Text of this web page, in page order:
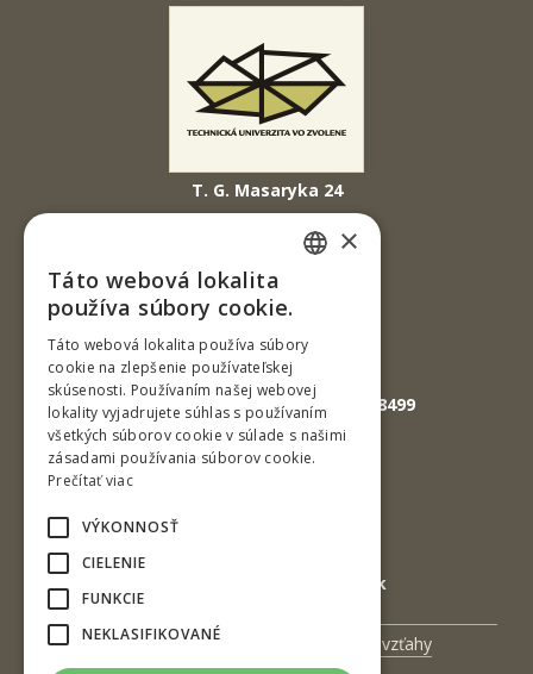
T. G. Masaryka 24
960 01 Zvolen
Slovenská republika
Tel.: +421-45-520 61 11
Fax: +421-45-533 00 27
E-mail: info@tuzvo.sk
GPS súradnice: 48.572024,19.118499
E-mail: podatelna@tuzvo.sk
Univerzitný magazín
Medzinárodné vzťahy
×
Táto webová lokalita
používa súbory cookie.
Táto webová lokalita používa súbory
cookie na zlepšenie používateľskej
skúsenosti. Používaním našej webovej
lokality vyjadrujete súhlas s používaním
všetkých súborov cookie v súlade s našimi
zásadami používania súborov cookie.
Prečítať viac
VÝKONNOSŤ
CIELENIE
FUNKCIE
NEKLASIFIKOVANÉ